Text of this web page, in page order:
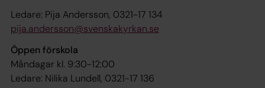
Ledare: Pija Andersson, 0321-17 134
pija.andersson@svenskakyrkan.se
Öppen förskola
Måndagar kl. 9:30-12:00
Ledare: Nilika Lundell, 0321-17 136